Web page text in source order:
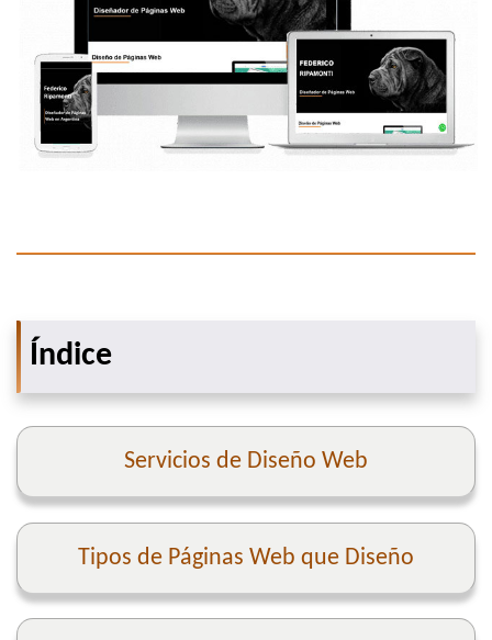
Índice
Servicios de Diseño Web
Tipos de Páginas Web que Diseño